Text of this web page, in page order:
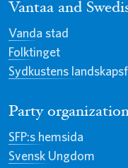
Vantaa and
Vanda stad
Folktinget
Sydkustens
Party
SFP:s hemsida
Svensk Ungdom